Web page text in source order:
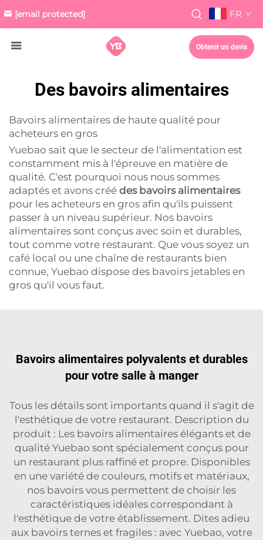
[email protected] FR
Obtenir un devis
Des bavoirs alimentaires
Bavoirs alimentaires de haute qualité pour
acheteurs en gros
Yuebao sait que le secteur de l'alimentation est
constamment mis à l'épreuve en matière de
qualité. C'est pourquoi nous nous sommes
adaptés et avons créé des bavoirs alimentaires
pour les acheteurs en gros afin qu'ils puissent
passer à un niveau supérieur. Nos bavoirs
alimentaires sont conçus avec soin et durables,
tout comme votre restaurant. Que vous soyez un
café local ou une chaîne de restaurants bien
connue, Yuebao dispose des bavoirs jetables en
gros qu'il vous faut.
Bavoirs alimentaires polyvalents et durables
pour votre salle à manger
Tous les détails sont importants quand il s'agit de
l'esthétique de votre restaurant. Description du
produit : Les bavoirs alimentaires élégants et de
qualité Yuebao sont spécialement conçus pour
un restaurant plus raffiné et propre. Disponibles
en une variété de couleurs, motifs et matériaux,
nos bavoirs vous permettent de choisir les
caractéristiques idéales correspondant à
l'esthétique de votre établissement. Dites adieu
aux bavoirs ternes et fragiles : avec Yuebao, votre